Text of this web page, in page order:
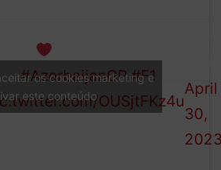
#AzerbaijanGP #F1
OUSjtFKz4u
April
30,
os cookies marketing e
este conteúdo